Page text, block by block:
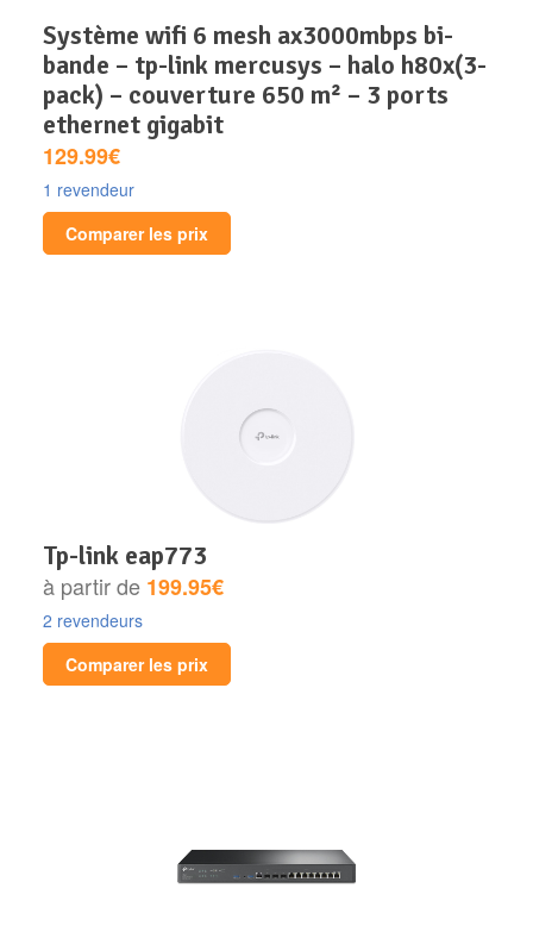
système wifi 6 mesh ax3000mbps bi-
bande – tp-link mercusys – halo h80x(3-
pack) – couverture 650 m² – 3 ports
ethernet gigabit
129.99€
1 revendeur
Comparer les prix
tp-link eap773
à partir de 199.95€
2 revendeurs
Comparer les prix